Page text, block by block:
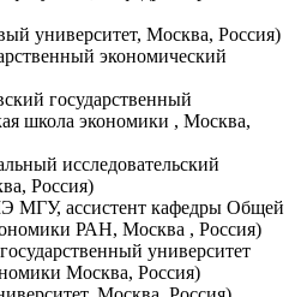
университет, Москва, Россия)
экономический
государственный
школа экономики , Москва,
исследовательский
Россия)
МГУ, ассистент кафедры Общей
РАН, Москва , Россия)
университет
Москва, Россия)